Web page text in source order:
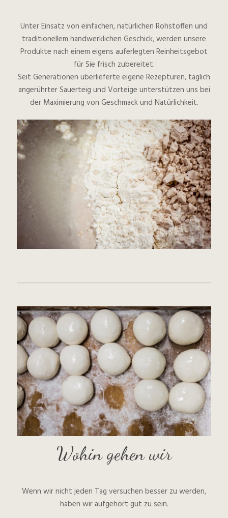
Unter Einsatz von einfachen, natürlichen Rohstoffen und
traditionellem handwerklichen Geschick, werden unsere
Produkte nach einem eigens auferlegten Reinheitsgebot
für Sie frisch zubereitet.
Seit Generationen überlieferte eigene Rezepturen, täglich
angerührter Sauerteig und Vorteige unterstützen uns bei
der Maximierung von Geschmack und Natürlichkeit.
Wohin gehen wir
Wenn wir nicht jeden Tag versuchen besser zu werden,
haben wir aufgehört gut zu sein.